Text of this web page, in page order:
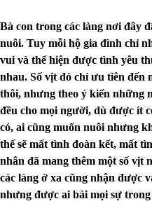
Bà con trong các làng nơi đây
nuôi. Tuy mỗi hộ gia đình chỉ
vui và thể hiện được tình yêu
nhau. Số vịt đó chỉ ưu tiên đến
thôi, nhưng theo ý kiến những
đều cho mọi người, dù được ít
có, ai cũng muốn nuôi nhưng
thế sẽ mất tình đoàn kết, mất
nhân đã mang thêm một số vịt
các làng ở xa cũng nhận được
nhưng được ai bài mọi sự trong